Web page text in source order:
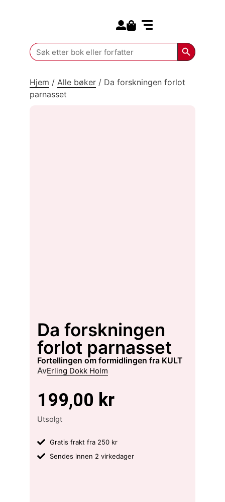
Search
for:
Search
Hjem / Alle bøker / Da forskningen forlot
parnasset
Da forskningen
forlot parnasset
fortellingen om formidlingen fra KULT
AvErling Dokk Holm
199,00 kr
Utsolgt
Gratis frakt fra 250 kr
Sendes innen 2 virkedager